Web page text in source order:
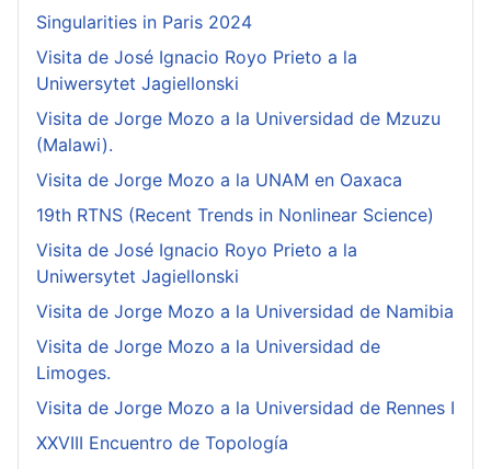
Singularities in Paris 2024
Visita de José Ignacio Royo Prieto a la
Uniwersytet Jagiellonski
Visita de Jorge Mozo a la Universidad de Mzuzu
(Malawi).
Visita de Jorge Mozo a la UNAM en Oaxaca
19th RTNS (Recent Trends in Nonlinear Science)
Visita de José Ignacio Royo Prieto a la
Uniwersytet Jagiellonski
Visita de Jorge Mozo a la Universidad de Namibia
Visita de Jorge Mozo a la Universidad de
Limoges.
Visita de Jorge Mozo a la Universidad de Rennes I
XXVIII Encuentro de Topología